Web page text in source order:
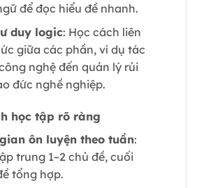
để đọc hiểu đề nhanh.
duy logic: Học cách liên
giữa các phần, ví dụ tác
nghệ đến quản lý rủi
đức nghề nghiệp.
học tập rõ ràng
ôn luyện theo tuần:
trung 1–2 chủ đề, cuối
tổng hợp.